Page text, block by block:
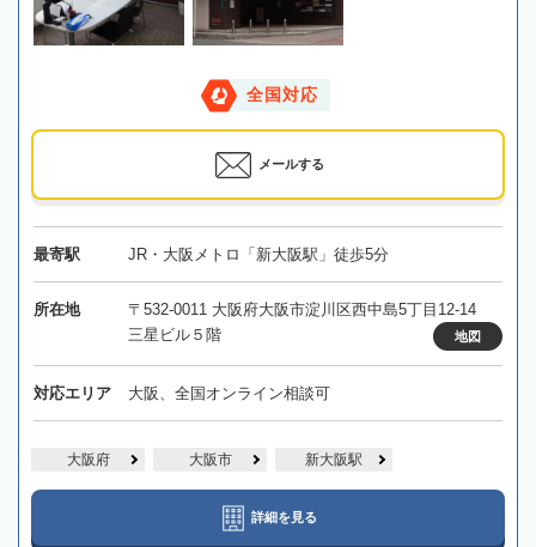
全国対応
メールする
最寄駅 JR・大阪メトロ「新大阪駅」徒歩5分
所在地
〒532-0011 大阪府大阪市淀川区西中島5丁目12-14
三星ビル５階
地図
対応エリア 大阪、全国オンライン相談可
大阪府 大阪市 新大阪駅
詳細を見る